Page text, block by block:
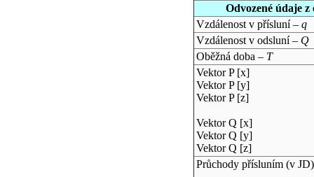
Odvozené údaje
Vzdálenost v přísluní – q
Vzdálenost v odsluní – Q
Oběžná doba – T
Vektor P [x]
Vektor P [y]
Vektor P [z]
Vektor Q [x]
Vektor Q [y]
Vektor Q [z]
Průchody přísluním (v JD)